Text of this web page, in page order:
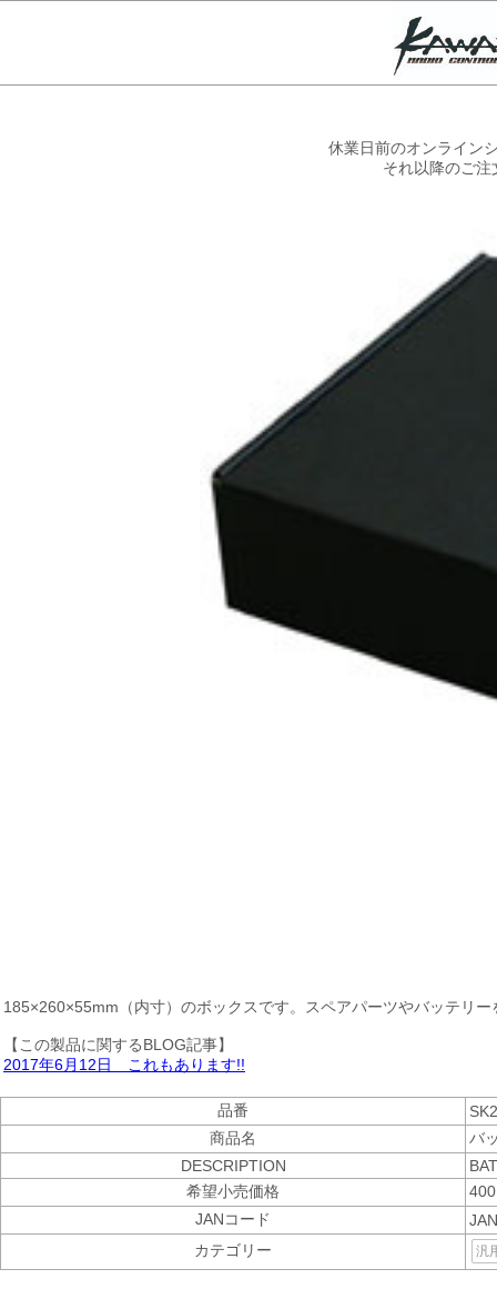
休業日前のオンライン
それ以降のご
185×260×55mm（内寸）のボックスです。スペアパーツやバッテリ
【この製品に関するBLOG記事】
2017年6月12日 これもあります!!
品番
商品名
バ
DESCRIPTION
希望小売価格
JANコード
カテゴリー
汎